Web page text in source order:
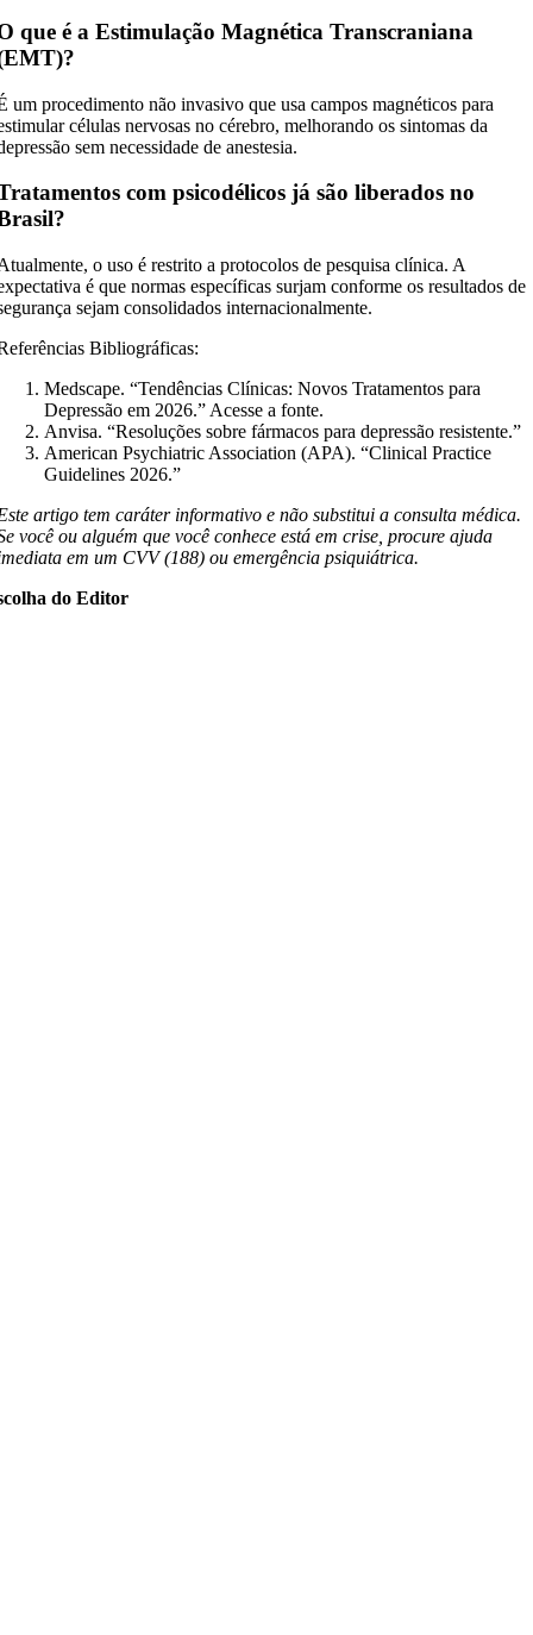
que é a Estimulação Magnética Transcraniana
um procedimento não invasivo que usa campos magnéticos para
células nervosas no cérebro, melhorando os sintomas da
sem necessidade de anestesia.
com psicodélicos já são liberados no
o uso é restrito a protocolos de pesquisa clínica. A
é que normas específicas surjam conforme os resultados de
sejam consolidados internacionalmente.
Bibliográficas:
Medscape. “Tendências Clínicas: Novos Tratamentos para
Depressão em 2026.” Acesse a fonte.
Anvisa. “Resoluções sobre fármacos para depressão resistente.”
American Psychiatric Association (APA). “Clinical Practice
Guidelines 2026.”
artigo tem caráter informativo e não substitui a consulta médica.
você ou alguém que você conhece está em crise, procure ajuda
em um CVV (188) ou emergência psiquiátrica.
do Editor